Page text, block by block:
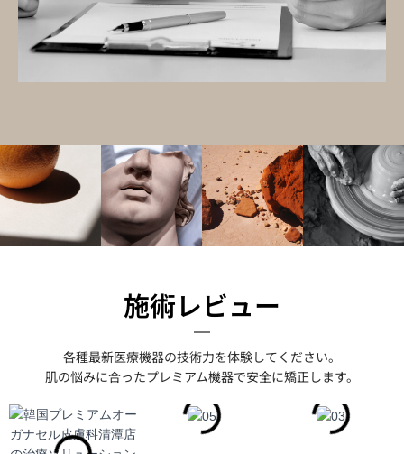
施術レビュー
各種最新医療機器の技術力を体験してください。
肌の悩みに合ったプレミアム機器で安全に矯正します。